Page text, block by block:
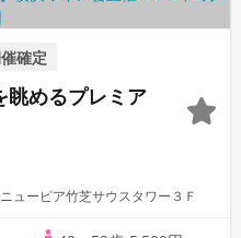
確定
眺めるプレミア
ューピア竹芝サウスタワー３Ｆ